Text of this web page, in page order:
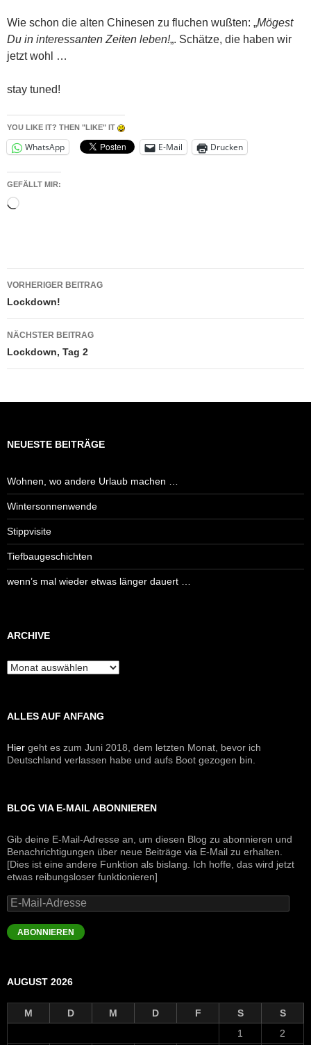
Wie schon die alten Chinesen zu fluchen wußten: „Mögest
Du in interessanten Zeiten leben!„. Schätze, die haben wir
jetzt wohl …
stay tuned!
YOU LIKE IT? THEN "LIKE" IT
WhatsApp E-Mail Drucken
GEFÄLLT MIR:
Wird
Beitragsnavigation
VORHERIGER BEITRAG
Lockdown!
NÄCHSTER BEITRAG
Lockdown, Tag 2
NEUESTE BEITRÄGE
Wohnen, wo andere Urlaub machen …
Wintersonnenwende
Stippvisite
Tiefbaugeschichten
wenn’s mal wieder etwas länger dauert …
ARCHIVE
Archive
ALLES AUF ANFANG
Hier geht es zum Juni 2018, dem letzten Monat, bevor ich
Deutschland verlassen habe und aufs Boot gezogen bin.
BLOG VIA E-MAIL ABONNIEREN
Gib deine E-Mail-Adresse an, um diesen Blog zu abonnieren und
Benachrichtigungen über neue Beiträge via E-Mail zu erhalten.
[Dies ist eine andere Funktion als bislang. Ich hoffe, das wird jetzt
etwas reibungsloser funktionieren]
E-
Mail-
Adresse
ABONNIEREN
AUGUST 2026
M D M D F S
S
1
2